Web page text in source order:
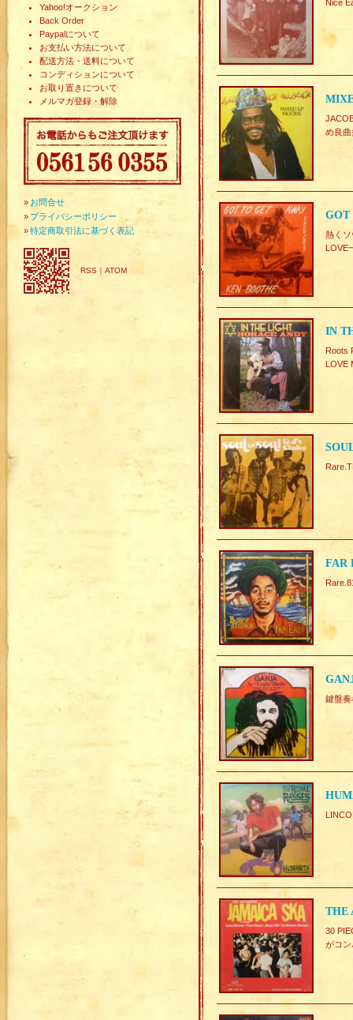
Yahoo!オークション
Back Order
Paypalについて
お支払い方法について
配送方法・送料について
コンディションについて
お取り置きについて
メルマガ登録・解除
» お問合せ
» プライバシーポリシー
»特定商取引法に基づく表記
RSS ｜ ATOM
Nice
め良
GOT
熱く
LOVE
IN
Roots
LOVE
FAR
鍵盤
THE
30
がコ